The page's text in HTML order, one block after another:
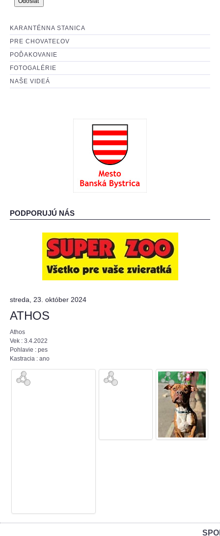
KARANTÉNNA STANICA
PRE CHOVATEĽOV
POĎAKOVANIE
FOTOGALÉRIE
NAŠE VIDEÁ
PODPORUJÚ NÁS
streda, 23. október 2024
ATHOS
Athos
Vek : 3.4.2022
Pohlavie : pes
Kastracia : ano